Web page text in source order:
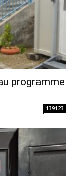
programme
139123